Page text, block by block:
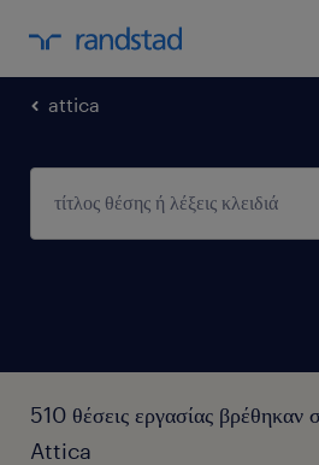
attica
510 θέσεις εργασίας βρέθηκαν
Attica